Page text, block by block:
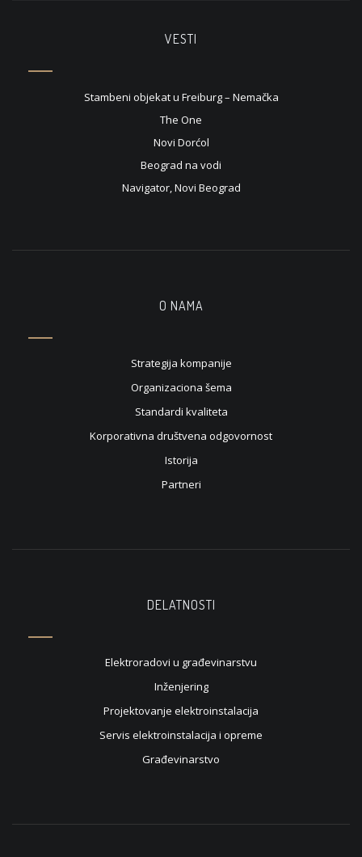
VESTI
Stambeni objekat u Freiburg – Nemačka
The One
Novi Dorćol
Beograd na vodi
Navigator, Novi Beograd
O NAMA
Strategija kompanije
Organizaciona šema
Standardi kvaliteta
Korporativna društvena odgovornost
Istorija
Partneri
DELATNOSTI
Elektroradovi u građevinarstvu
Inženjering
Projektovanje elektroinstalacija
Servis elektroinstalacija i opreme
Građevinarstvo